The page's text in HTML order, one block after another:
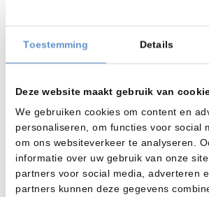
Toestemming Details
Deze website maakt gebruik van
We gebruiken cookies om content en
personaliseren, om functies voor social
om ons websiteverkeer te analyseren.
informatie over uw gebruik van onze
partners voor social media, adverteren
partners kunnen deze gegevens